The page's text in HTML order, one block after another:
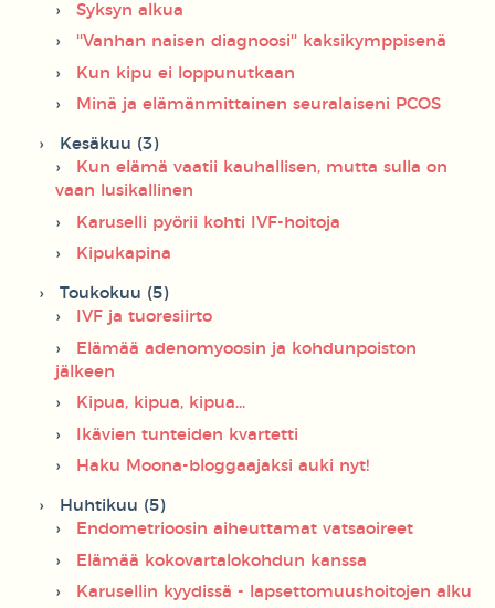
Syksyn alkua
''Vanhan naisen diagnoosi'' kaksikymppisenä
Kun kipu ei loppunutkaan
Minä ja elämänmittainen seuralaiseni PCOS
Kesäkuu (3)
Kun elämä vaatii kauhallisen, mutta sulla on
vaan lusikallinen
Karuselli pyörii kohti IVF-hoitoja
Kipukapina
Toukokuu (5)
IVF ja tuoresiirto
Elämää adenomyoosin ja kohdunpoiston
jälkeen
Kipua, kipua, kipua...
Ikävien tunteiden kvartetti
Haku Moona-bloggaajaksi auki nyt!
Huhtikuu (5)
Endometrioosin aiheuttamat vatsaoireet
Elämää kokovartalokohdun kanssa
Karusellin kyydissä - lapsettomuushoitojen alku